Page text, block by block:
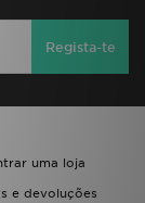
Regista-te
uma loja
e devoluções